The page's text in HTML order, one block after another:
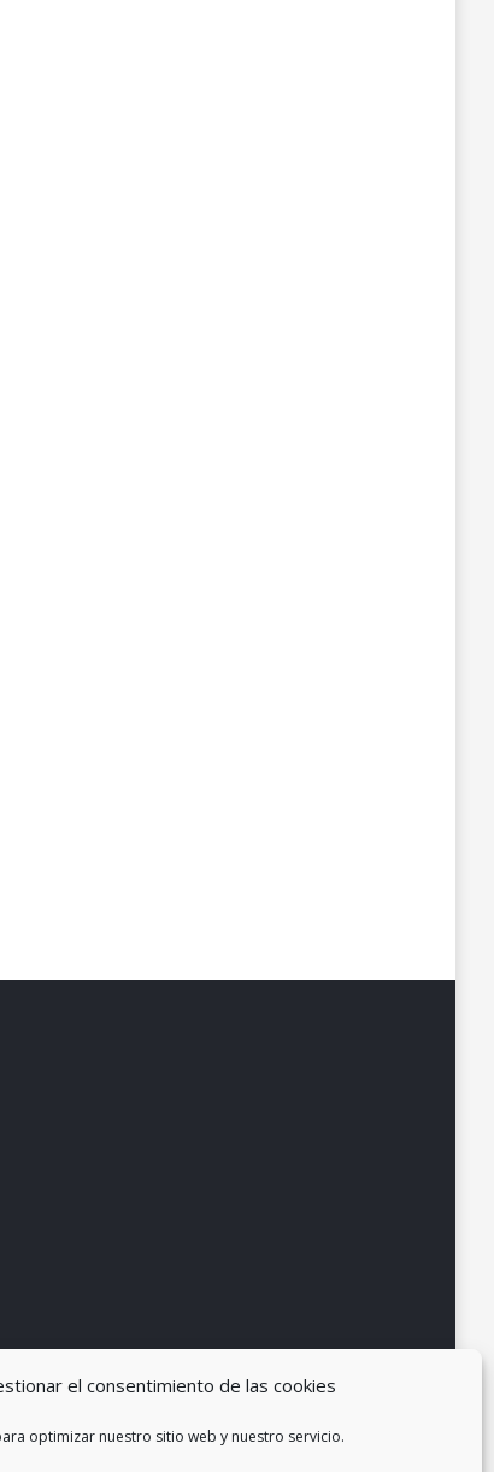
el consentimiento de las cookies
optimizar nuestro sitio web y nuestro servicio.